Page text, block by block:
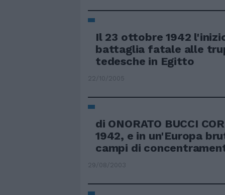
Il 23 ottobre 1942
battaglia fatale alle
tedesche in Egitto
22/10/2005
di ONORATO BUCCI
1942, e in un'Europa
campi di
29/08/2003